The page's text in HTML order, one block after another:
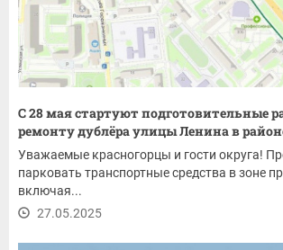
С 28 мая стартуют подготовительные
ремонту дублёра улицы Ленина в
Уважаемые красногорцы и гости округа!
парковать транспортные средства в зоне
включая...
27.05.2025